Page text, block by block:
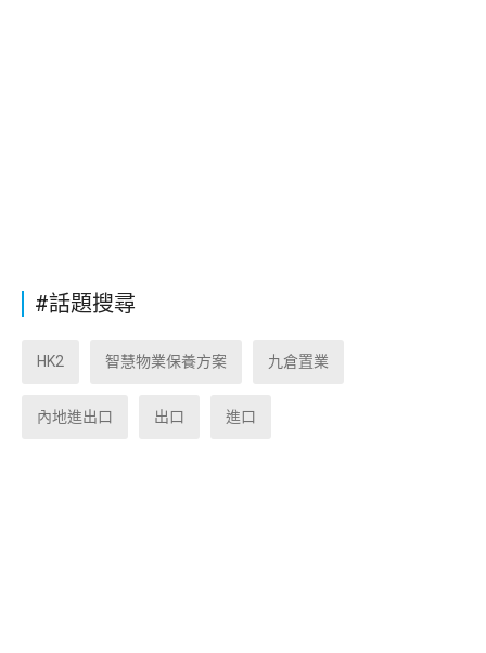
#話題搜尋
HK2 智慧物業保養方案 九倉置業
內地進出口 出口 進口